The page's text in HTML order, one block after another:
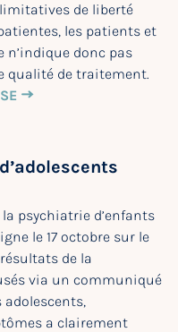
de liberté
les patients et
n’indique donc pas
qualité de traitement.
psychiatrie d’enfants
le 17 octobre sur le
de la
via un communiqué
adolescents,
a clairement